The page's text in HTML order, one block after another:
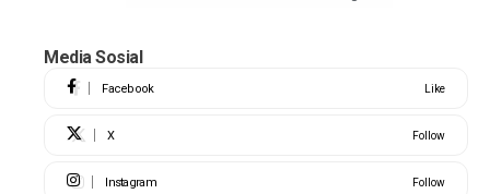
Media Sosial
Facebook Like
X Follow
Instagram Follow